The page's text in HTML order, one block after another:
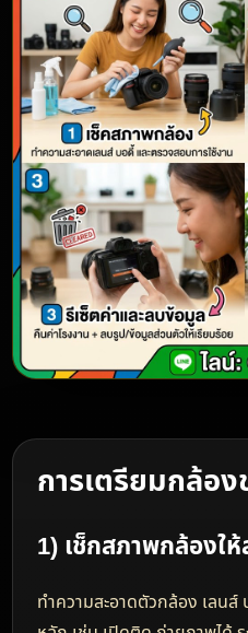
รับซื้อกล้อง DJI
รับซื้อกล้อง DJI และอุปกรณ์ถ่
Pocket, Action, Ronin รว